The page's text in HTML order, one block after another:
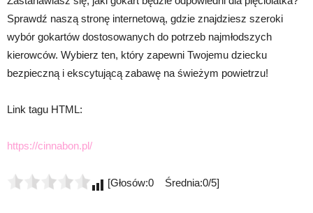
Sprawdź naszą stronę internetową, gdzie znajdziesz szeroki
wybór gokartów dostosowanych do potrzeb najmłodszych
kierowców. Wybierz ten, który zapewni Twojemu dziecku
bezpieczną i ekscytującą zabawę na świeżym powietrzu!
Link tagu HTML:
https://cinnabon.pl/
[Głosów:0 Średnia:0/5]